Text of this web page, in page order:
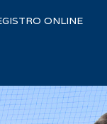
ONLINE